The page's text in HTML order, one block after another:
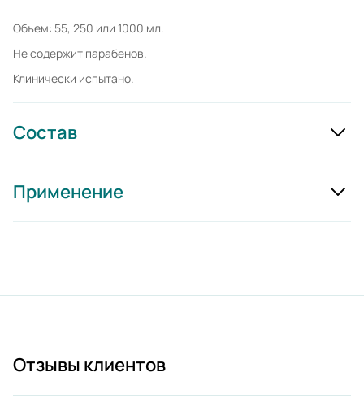
Объем: 55, 250 или 1000 мл.
Не содержит парабенов.
Клинически испытано.
Состав
Применение
Отзывы клиентов